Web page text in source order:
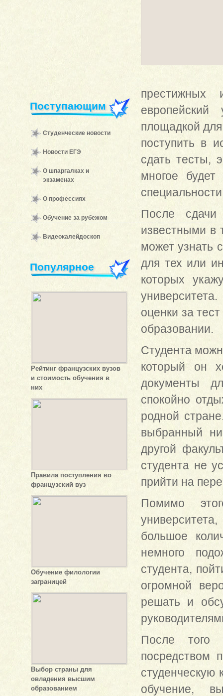
Поступающим
Студенческие новости
Новости ЕГЭ
О шпаргалках и
экзаменах
О профессиях
Обучение за рубежом
Видеокалейдоскоп
Популярное
Рейтинг французских вузов
и стоимость обучения в
них
Правила поступления во
французский вуз
Обучение филологии
заграницей
Выбор страны для
овладения высшим
образованием
престижных
европейский
площадкой
поступить в
сдать тесты,
многое будет
После сдачи
известными в
может узнать
для тех или
которых
оценки за
образовании.
Студента
который он
документы
спокойно
родной
выбранный
другой
студента не
прийти на
Помимо
большое
немного
студента,
огромной
решать и
После того
посредством
студенческую
обучение,